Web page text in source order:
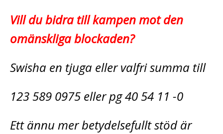
Vill du bidra till kampen mot den
omänskliga blockaden?
Swisha en tjuga eller valfri summa till
123 589 0975 eller pg 40 54 11 -0
Ett ännu mer betydelsefullt stöd är